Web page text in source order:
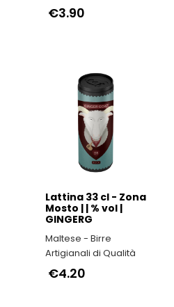
€3.90
Lattina 33 cl - Zona
Mosto | | % vol |
GINGERG
Maltese - Birre
Artigianali di Qualità
€4.20